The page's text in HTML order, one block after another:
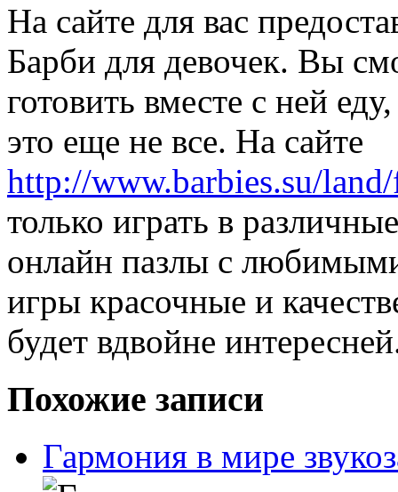
На сайте для вас
Барби для девочек. Вы
готовить вместе с ней
это еще не все. На сайте
http://www.barbies.su/
только играть в
онлайн пазлы с
игры красочные и
будет вдвойне
Похожие записи
Гармония в мире